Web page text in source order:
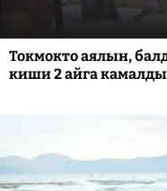
Токмокто аялын,
киши 2 айга камалды